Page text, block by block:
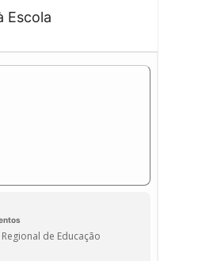
Escola
de Educação